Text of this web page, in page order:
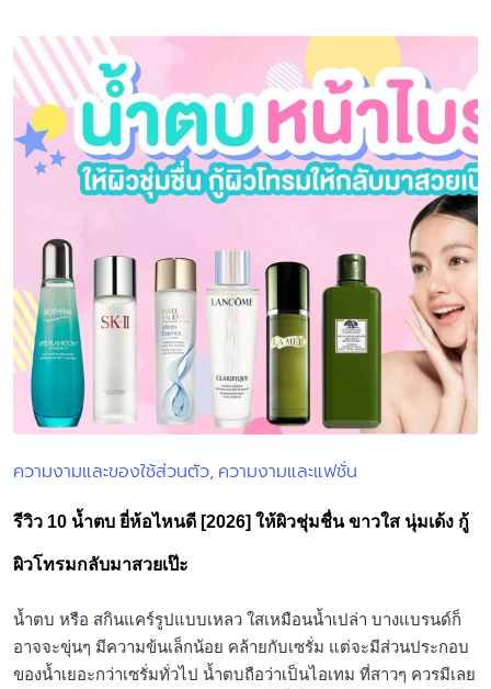
Posted
ความงามและของใช้ส่วนตัว ความงามและแฟชั่น
รีวิว 10 น้ำตบ ยี่ห้อไหนดี [2026] ให้ผิวชุ่มชื่น ขาวใส นุ่มเด้ง กู้
ผิวโทรมกลับมาสวยเป๊ะ
น้ำตบ หรือ สกินแคร์รูปแบบเหลว ใสเหมือนน้ำเปล่า บางแบรนด์ก็
อาจจะขุ่นๆ มีความข้นเล็กน้อย คล้ายกับเซรั่ม แต่จะมีส่วนประกอบ
ของน้ำเยอะกว่าเซรั่มทั่วไป น้ำตบถือว่าเป็นไอเทม ที่สาวๆ ควรมีเลย